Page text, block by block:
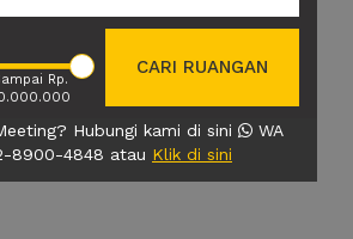
Rp.
CARI RUANGAN
Hubungi kami di sini
WA
8900-4848 atau Klik di sini